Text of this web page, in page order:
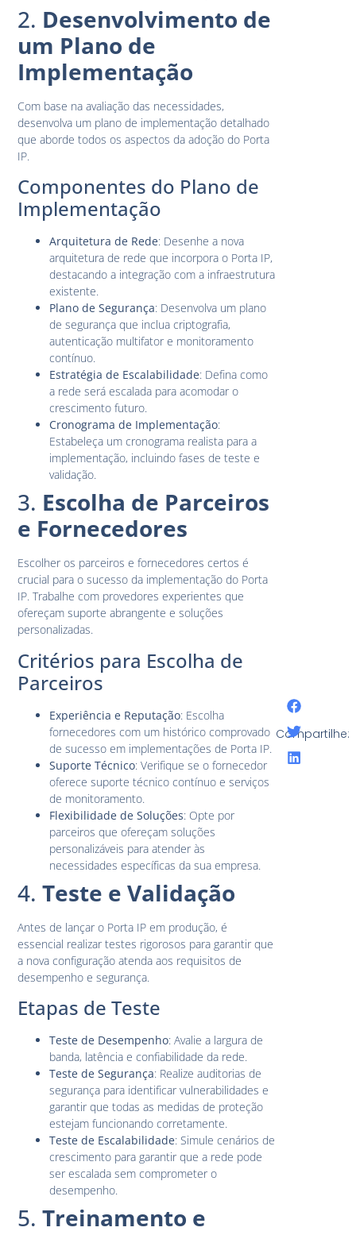
2. Desenvolvimento de
um Plano de
Implementação
Com base na avaliação das necessidades,
desenvolva um plano de implementação detalhado
que aborde todos os aspectos da adoção do Porta
IP.
Componentes do Plano de
Implementação
Arquitetura de Rede: Desenhe a nova
arquitetura de rede que incorpora o Porta IP,
destacando a integração com a infraestrutura
existente.
Plano de Segurança: Desenvolva um plano
de segurança que inclua criptografia,
autenticação multifator e monitoramento
contínuo.
Estratégia de Escalabilidade: Defina como
a rede será escalada para acomodar o
crescimento futuro.
Cronograma de Implementação:
Estabeleça um cronograma realista para a
implementação, incluindo fases de teste e
validação.
3. Escolha de Parceiros
e Fornecedores
Escolher os parceiros e fornecedores certos é
crucial para o sucesso da implementação do Porta
IP. Trabalhe com provedores experientes que
ofereçam suporte abrangente e soluções
personalizadas.
Critérios para Escolha de
Parceiros
Experiência e Reputação: Escolha
fornecedores com um histórico comprovado
de sucesso em implementações de Porta IP.
Suporte Técnico: Verifique se o fornecedor
oferece suporte técnico contínuo e serviços
de monitoramento.
Flexibilidade de Soluções: Opte por
parceiros que ofereçam soluções
personalizáveis para atender às
necessidades específicas da sua empresa.
4.Teste e Validação
Antes de lançar o Porta IP em produção, é
essencial realizar testes rigorosos para garantir que
a nova configuração atenda aos requisitos de
desempenho e segurança.
Etapas de Teste
Teste de Desempenho: Avalie a largura de
banda, latência e confiabilidade da rede.
Teste de Segurança: Realize auditorias de
segurança para identificar vulnerabilidades e
garantir que todas as medidas de proteção
estejam funcionando corretamente.
Teste de Escalabilidade: Simule cenários de
crescimento para garantir que a rede pode
ser escalada sem comprometer o
desempenho.
5.Treinamento e
Compartilhe: